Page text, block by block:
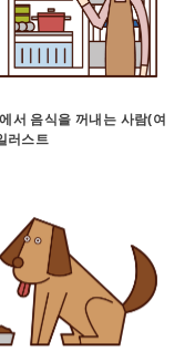
서 음식을 꺼내는 사람(여
러스트